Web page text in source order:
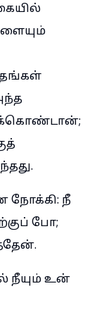
நோக்கி: நீ
போ;
நீயும் உன்